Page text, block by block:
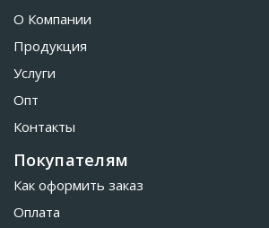
О Компании
Продукция
Услуги
Опт
Контакты
Покупателям
Как оформить заказ
Оплата